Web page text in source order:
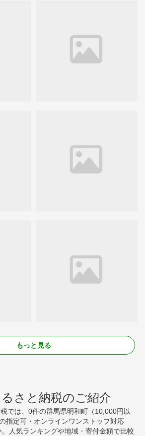
もっと見る
さと納税のご紹介
では、0件の群馬県明和町（10,000円以
指定可・オンラインワンストップ対応
人気ランキングや地域・寄付金額で比較